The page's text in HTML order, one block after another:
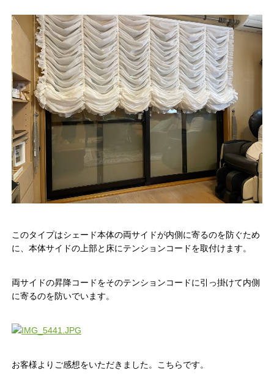
このタイプはシェード本体の両サイドが内側に寄るのを防ぐため
に、本体サイドの上部と床にテンションコードを取付けます。
両サイドの昇降コードをそのテンションコードに引っ掛けて内側
に寄るのを防いでいます。
お客様よりご感想をいただきました。こちらです。